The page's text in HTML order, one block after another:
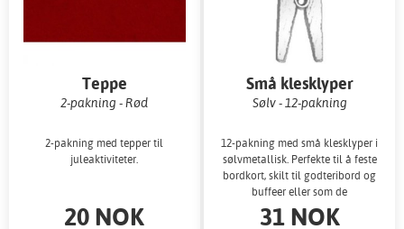
Teppe
2-pakning - Rød
2-pakning med tepper til
juleaktiviteter.
20 NOK
Små klesklyper
Sølv - 12-pakning
12-pakning med små klesklyper i
sølvmetallisk. Perfekte til å feste
bordkort, skilt til godteribord og
buffeer eller som de
31 NOK